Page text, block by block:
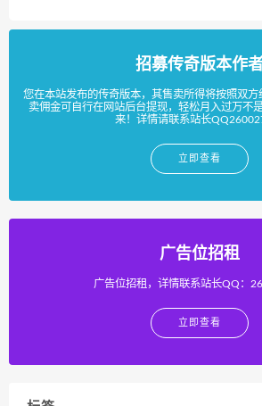
招募传奇版本作
您在本站发布的传奇版本，其售卖所得将按照双
卖佣金可自行在网站后台提现，轻松月入过万不
来！详情请联系站长
立即查看
广告位招租
广告位招租，详情联系站长QQ：
立即查看